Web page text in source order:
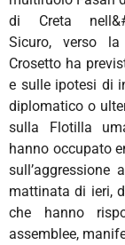
di Creta
Sicuro, verso
Crosetto ha
e sulle ipotesi di
diplomatico o
sulla Flotilla
hanno occupato
mattinata di ieri,
che hanno
assemblee,